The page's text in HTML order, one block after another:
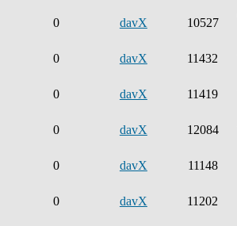
0 davX 10527
0 davX 11432
0 davX 11419
0 davX 12084
0 davX 11148
0 davX 11202